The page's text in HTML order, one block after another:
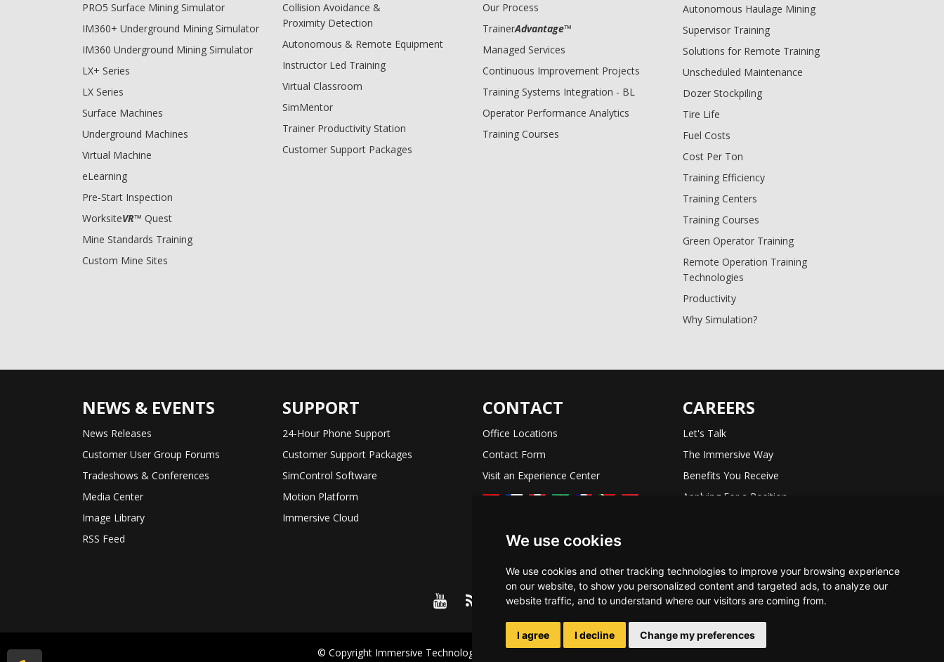
We use cookies
We use cookies and other tracking technologies to improve your browsing experience
on our website, to show you personalized content and targeted ads, to analyze our
website traffic, and to understand where our visitors are coming from.
I agree I decline Change my preferences
PRO5 Surface Mining Simulator
IM360+ Underground Mining Simulator
IM360 Underground Mining Simulator
LX+ Series
LX Series
Surface Machines
Underground Machines
Virtual Machine
eLearning
Pre-Start Inspection
WorksiteVR™ Quest
Mine Standards Training
Custom Mine Sites
Collision Avoidance &
Proximity Detection
Autonomous & Remote Equipment
Instructor Led Training
Virtual Classroom
SimMentor
Trainer Productivity Station
Customer Support Packages
Our Process
TrainerAdvantage™
Managed Services
Continuous Improvement Projects
Training Systems Integration - BL
Operator Performance Analytics
Training Courses
Autonomous Haulage Mining
Supervisor Training
Solutions for Remote Training
Unscheduled Maintenance
Dozer Stockpiling
Tire Life
Fuel Costs
Cost Per Ton
Training Efficiency
Training Centers
Training Courses
Green Operator Training
Remote Operation Training
Technologies
Productivity
Why Simulation?
NEWS & EVENTS
News Releases
Customer User Group Forums
Tradeshows & Conferences
Media Center
Image Library
RSS Feed
SUPPORT
24-Hour Phone Support
Customer Support Packages
SimControl Software
Motion Platform
Immersive Cloud
CONTACT
Office Locations
Contact Form
Visit an Experience Center
CAREERS
Let's Talk
The Immersive Way
Benefits You Receive
Applying For a Position
© Copyright Immersive Technologies 2026 Privacy Terms of Use